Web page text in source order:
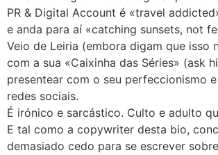
PR & Digital Account é «travel
e anda para aí «catching sunsets, not
Veio de Leiria (embora digam que isso
com a sua «Caixinha das Séries» (ask
presentear com o seu perfeccionismo
redes sociais.
É irónico e sarcástico. Culto e adulto
E tal como a copywriter desta bio,
demasiado cedo para se escrever